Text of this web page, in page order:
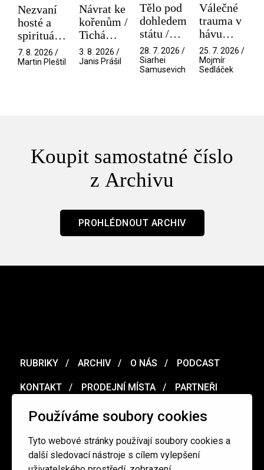
Používáme soubory cookies
Tyto webové stránky používají soubory cookies a
další sledovací nástroje s cílem vylepšení
Nezvaní
hosté a
spirituální
narušitelé
z vesmíru
7. 8. 2026 /
Martin Pleštil
Návrat ke
kořenům /
Tichá
přítelkyně
3. 8. 2026 /
Janis Prášil
Tělo pod
dohledem
státu /
Pramen
28. 7. 2026 /
Siarhei
Samusevich
Válečné
trauma v
hávu
spektáklu
/ Odyssea
25. 7. 2026 /
Mojmír
Sedláček
Koupit samostatné číslo
z Archivu
PROHLÉDNOUT ARCHIV
RUBRIKY ARCHIV O NÁS PODCAST
KONTAKT PRODEJNÍ MÍSTA PARTNEŘI
MERCH VOUCHER
Ochrana osobních údajů / Obchodní podmínky